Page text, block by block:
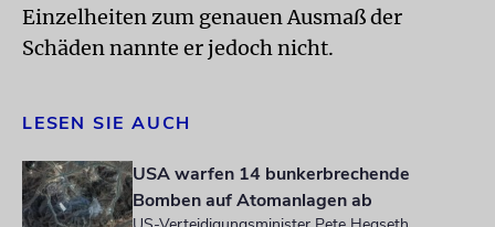
Einzelheiten zum genauen Ausmaß der
Schäden nannte er jedoch nicht.
LESEN SIE AUCH
USA warfen 14 bunkerbrechende
Bomben auf Atomanlagen ab